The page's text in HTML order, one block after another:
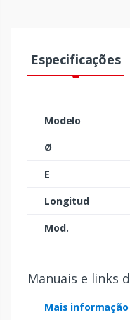
Especificações
Modelo
Ø
E
Longitud
Mod.
Manuais e links
Mais informação